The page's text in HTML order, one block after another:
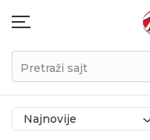
Pretraži sajt